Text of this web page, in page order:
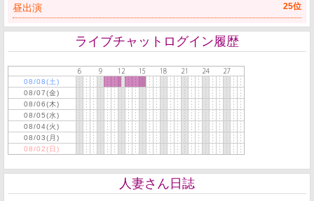
自宅から配信している時は、アパートの壁が薄い
ため、大きな声を出せないことがあります🙈💦
そのため、お話中心の配信や、少し声を抑えての
配信になることもあります🎵
ご理解いただけたら嬉しいです😊💕
━━━━━━━━━━━━━━
その日の気分や状況によって、使ったり使わなか
昼出演 25位
ライブチャットログイン履歴
08/08(土)
08/07(金)
08/06(木)
08/05(水)
08/04(火)
08/03(月)
08/02(日)
人妻さん日誌